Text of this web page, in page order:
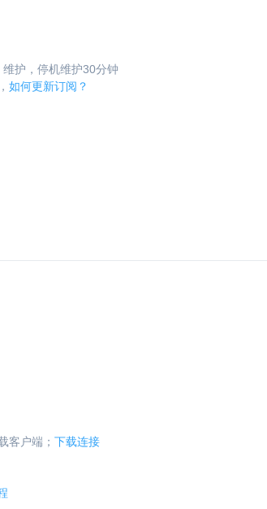
护，停机维护30分钟
如何更新订阅？
客户端； 下载连接